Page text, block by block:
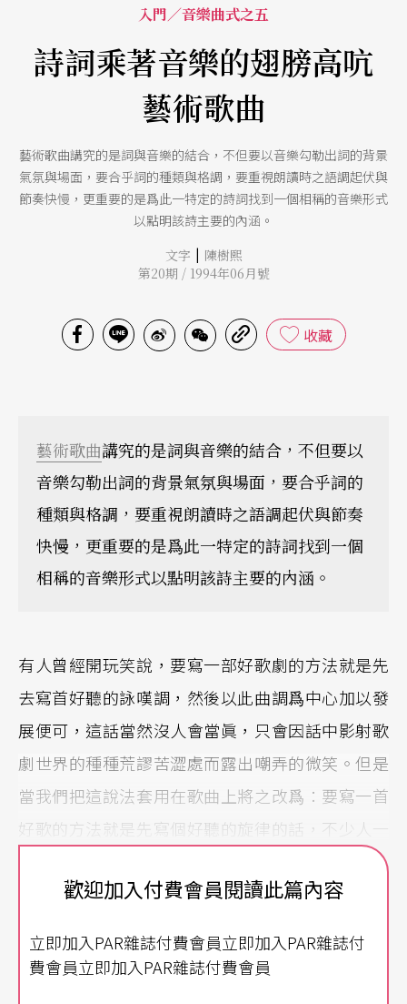
入門／音樂曲式之五
詩詞乘著音樂的翅膀高吭
藝術歌曲
藝術歌曲講究的是詞與音樂的結合，不但要以音樂勾勒出詞的背景
氣氛與場面，要合乎詞的種類與格調，要重視朗讀時之語調起伏與
節奏快慢，更重要的是爲此一特定的詩詞找到一個相稱的音樂形式
以點明該詩主要的內涵。
文字 | 陳樹熙
第20期 / 1994年06月號
收藏
藝術歌曲講究的是詞與音樂的結合，不但要以
音樂勾勒出詞的背景氣氛與場面，要合乎詞的
種類與格調，要重視朗讀時之語調起伏與節奏
快慢，更重要的是爲此一特定的詩詞找到一個
相稱的音樂形式以點明該詩主要的內涵。
有人曾經開玩笑說，要寫一部好歌劇的方法就是先
去寫首好聽的詠嘆調，然後以此曲調爲中心加以發
展便可，這話當然沒人會當眞，只會因話中影射歌
劇世界的種種荒謬苦澀處而露出嘲弄的微笑。但是
當我們把這說法套用在歌曲上將之改爲：要寫一首
好歌的方法就是先寫個好聽的旋律的話，不少人一
定會趕緊點頭稱說，畢竟倘若沒有好聽的曲調哪算
得上是首好歌。在論及一般性的歌曲時，這說法有
榷的餘地了。藝術歌曲講究的是詞與音樂的結合，
歡迎加入付費會員閱讀此篇內容
立即加入PAR雜誌付費會員立即加入PAR雜誌付
費會員立即加入PAR雜誌付費會員